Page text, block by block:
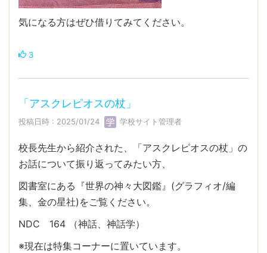
気になる方はぜひ借りてみてください。
3
「アスクレピオスの杖」
投稿日時 : 2025/01/24 学校サイト管理者
校長先生から紹介された、「アスクレピオスの杖」の
お話について振り返ってみたい方、
図書室にある『世界の神々大図鑑』(グラフィオ/編
集、金の星社)をご覧ください。
NDC 164 （神話、神話学）
※現在は特集コーナーに置いています。